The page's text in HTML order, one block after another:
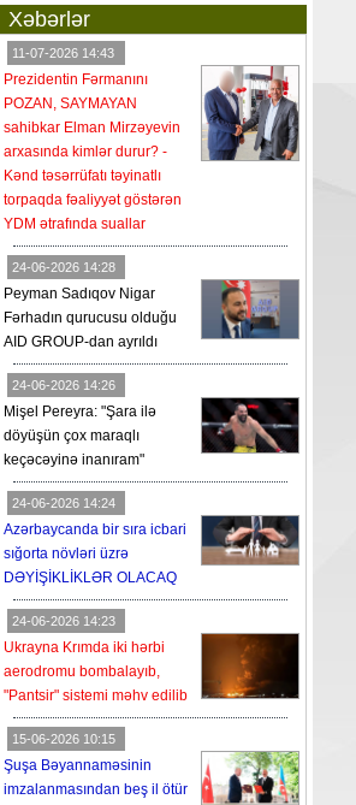
Xəbərlər
11-07-2026 14:43
Prezidentin Fərmanını
POZAN, SAYMAYAN
sahibkar Elman Mirzəyevin
arxasında kimlər durur? -
Kənd təsərrüfatı təyinatlı
torpaqda fəaliyyət göstərən
YDM ətrafında suallar
24-06-2026 14:28
Peyman Sadıqov Nigar
Fərhadın qurucusu olduğu
AID GROUP-dan ayrıldı
24-06-2026 14:26
Mişel Pereyra: "Şara ilə
döyüşün çox maraqlı
keçəcəyinə inanıram"
24-06-2026 14:24
Azərbaycanda bir sıra icbari
sığorta növləri üzrə
DƏYİŞİKLİKLƏR OLACAQ
24-06-2026 14:23
Ukrayna Krımda iki hərbi
aerodromu bombalayıb,
"Pantsir" sistemi məhv edilib
15-06-2026 10:15
Şuşa Bəyannaməsinin
imzalanmasından beş il ötür